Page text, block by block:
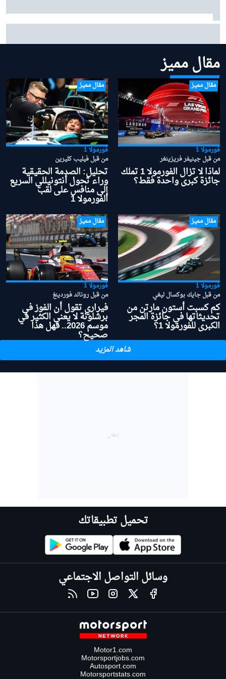
بينوتو يردّ على شائعات ساينز وبياسـتري: "نحن سعداء
مقال مميز
مقال مميز
فورمولا 1
من قبل جينيفر فريزينغر
لماذا لا تزال الفورمولا 1 تملك
جائزة كبرى واحدة فقط؟
مقال مميز
فورمولا 1
من قبل فيليب كليرين
تحليل: الصدمة الحقيقية
وراء تحول أنتونيللي السريع
إلى منافس على لقب
الفورمولا 1
مقال مميز
فورمولا 1
من قبل جايك بوكسال ليغي
كم كسبت أستون مارتن من
تحديثاتها في جائزة المجر
الكبرى للفورمولا 1؟
مقال مميز
فورمولا 1
من قبل رونالد فوردينغ
فيراري تقول أن الفوز في
برشلونة لا يعني الكثير في
موسم 2026.. فهل هذا
صحيح؟
شاهد المزيد
تحميل تطبيقاتك
وسائل التواصل الاجتماعي
Motor1.com
Motorsportjobs.com
Autosport.com
Motorsportstats.com